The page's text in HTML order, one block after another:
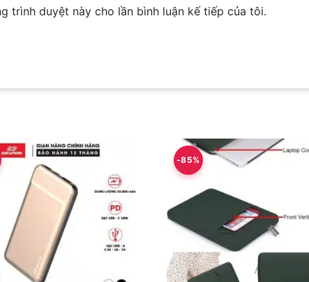
trình duyệt này cho lần bình luận kế tiếp của tôi.
-85%